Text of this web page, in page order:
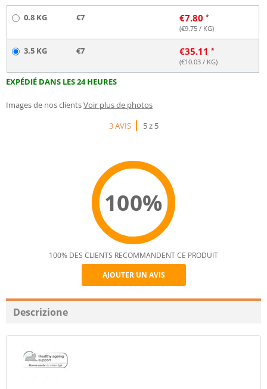
0.8 KG €7 €7.80
(€9.75 / KG)
3.5 KG €7 €35.11
(€10.03 / KG)
EXPÉDIÉ DANS LES 24 HEURES
Images de nos clientsVoir plus de photos
3 AVIS
5 z 5
100%
Recommend
100% DES CLIENTS RECOMMANDENT CE PRODUIT
AJOUTER UN AVIS
Descrizione